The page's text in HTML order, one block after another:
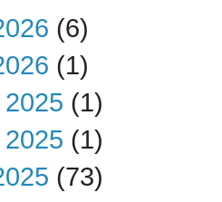
(6)
(1)
(1)
(1)
(73)